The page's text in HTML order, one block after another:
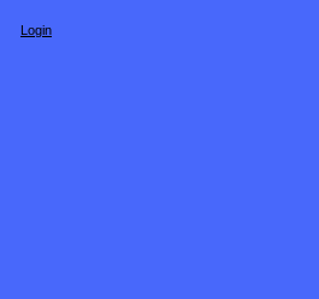
Login